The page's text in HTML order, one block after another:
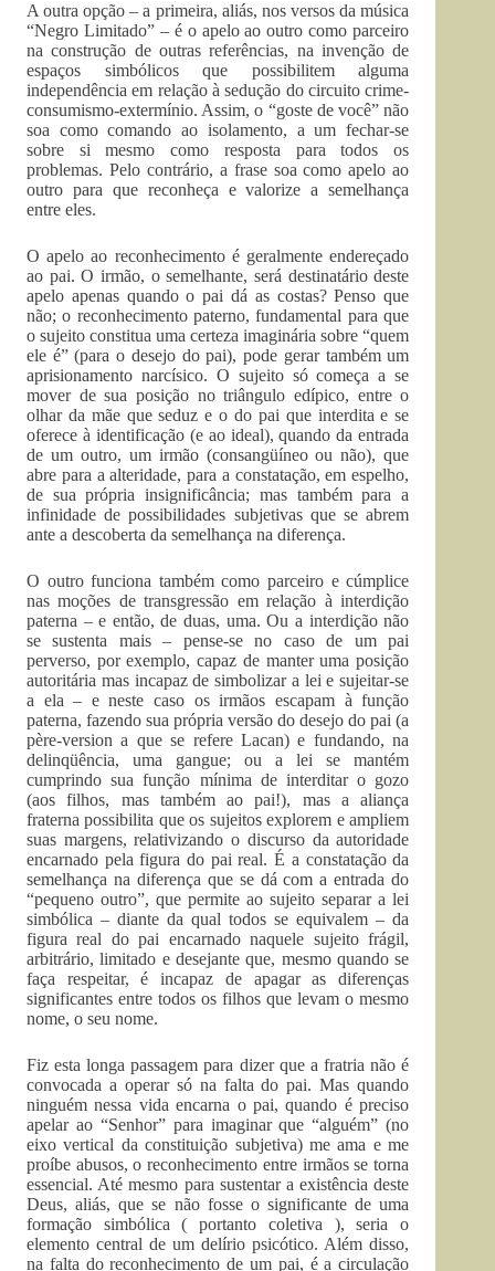
A outra opção – a primeira, aliás, nos versos da música
“Negro Limitado” – é o apelo ao outro como parceiro
na construção de outras referências, na invenção de
espaços simbólicos que possibilitem alguma
independência em relação à sedução do circuito crime-
consumismo-extermínio. Assim, o “goste de você” não
soa como comando ao isolamento, a um fechar-se
sobre si mesmo como resposta para todos os
problemas. Pelo contrário, a frase soa como apelo ao
outro para que reconheça e valorize a semelhança
entre eles.
O apelo ao reconhecimento é geralmente endereçado
ao pai. O irmão, o semelhante, será destinatário deste
apelo apenas quando o pai dá as costas? Penso que
não; o reconhecimento paterno, fundamental para que
o sujeito constitua uma certeza imaginária sobre “quem
ele é” (para o desejo do pai), pode gerar também um
aprisionamento narcísico. O sujeito só começa a se
mover de sua posição no triângulo edípico, entre o
olhar da mãe que seduz e o do pai que interdita e se
oferece à identificação (e ao ideal), quando da entrada
de um outro, um irmão (consangüíneo ou não), que
abre para a alteridade, para a constatação, em espelho,
de sua própria insignificância; mas também para a
infinidade de possibilidades subjetivas que se abrem
ante a descoberta da semelhança na diferença.
O outro funciona também como parceiro e cúmplice
nas moções de transgressão em relação à interdição
paterna – e então, de duas, uma. Ou a interdição não
se sustenta mais – pense-se no caso de um pai
perverso, por exemplo, capaz de manter uma posição
autoritária mas incapaz de simbolizar a lei e sujeitar-se
a ela – e neste caso os irmãos escapam à função
paterna, fazendo sua própria versão do desejo do pai (a
père-version a que se refere Lacan) e fundando, na
delinqüência, uma gangue; ou a lei se mantém
cumprindo sua função mínima de interditar o gozo
(aos filhos, mas também ao pai!), mas a aliança
fraterna possibilita que os sujeitos explorem e ampliem
suas margens, relativizando o discurso da autoridade
encarnado pela figura do pai real. É a constatação da
semelhança na diferença que se dá com a entrada do
“pequeno outro”, que permite ao sujeito separar a lei
simbólica – diante da qual todos se equivalem – da
figura real do pai encarnado naquele sujeito frágil,
arbitrário, limitado e desejante que, mesmo quando se
faça respeitar, é incapaz de apagar as diferenças
significantes entre todos os filhos que levam o mesmo
nome, o seu nome.
Fiz esta longa passagem para dizer que a fratria não é
convocada a operar só na falta do pai. Mas quando
ninguém nessa vida encarna o pai, quando é preciso
apelar ao “Senhor” para imaginar que “alguém” (no
eixo vertical da constituição subjetiva) me ama e me
proíbe abusos, o reconhecimento entre irmãos se torna
essencial. Até mesmo para sustentar a existência deste
Deus, aliás, que se não fosse o significante de uma
formação simbólica ( portanto coletiva ), seria o
elemento central de um delírio psicótico. Além disso,
na falta do reconhecimento de um pai, é a circulação